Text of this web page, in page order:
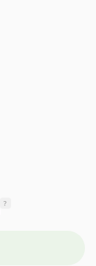
?